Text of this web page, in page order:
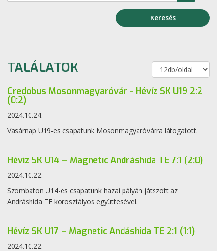
Keresés
TALÁLATOK
Credobus Mosonmagyaróvár - Hévíz SK U19 2:2
(0:2)
2024.10.24.
Vasárnap U19-es csapatunk Mosonmagyaróvárra látogatott.
Hévíz SK U14 – Magnetic Andráshida TE 7:1 (2:0)
2024.10.22.
Szombaton U14-es csapatunk hazai pályán játszott az
Andráshida TE korosztályos együttesével.
Hévíz SK U17 – Magnetic Andáshida TE 2:1 (1:1)
2024.10.22.